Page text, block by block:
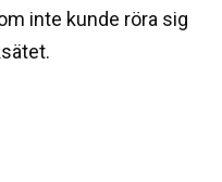
inte kunde röra sig